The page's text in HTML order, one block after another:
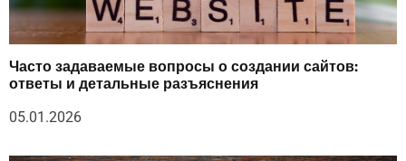
Часто задаваемые вопросы о создании сайтов:
ответы и детальные разъяснения
05.01.2026